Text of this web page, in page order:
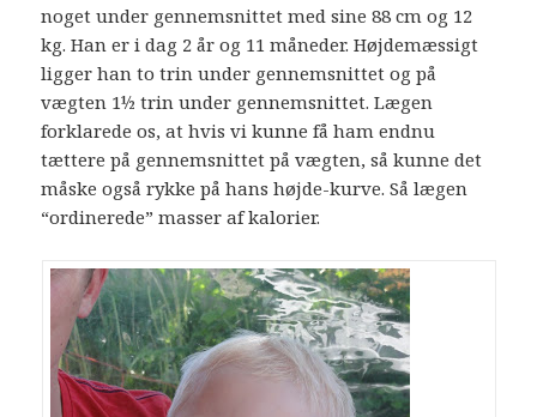
noget under gennemsnittet med sine 88 cm og 12
kg. Han er i dag 2 år og 11 måneder. Højdemæssigt
ligger han to trin under gennemsnittet og på
vægten 1½ trin under gennemsnittet. Lægen
forklarede os, at hvis vi kunne få ham endnu
tættere på gennemsnittet på vægten, så kunne det
måske også rykke på hans højde-kurve. Så lægen
“ordinerede” masser af kalorier.